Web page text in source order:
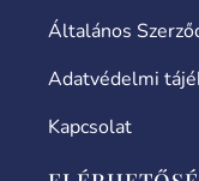
Általános
Adatvédelmi
Kapcsolat